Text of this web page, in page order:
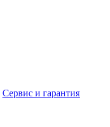
Сервис и гарантия